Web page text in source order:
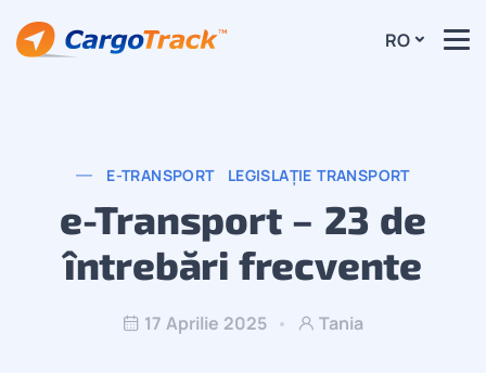
RO
E-TRANSPORT LEGISLAȚIE TRANSPORT
e-Transport – 23 de
întrebări frecvente
17 Aprilie 2025 Tania